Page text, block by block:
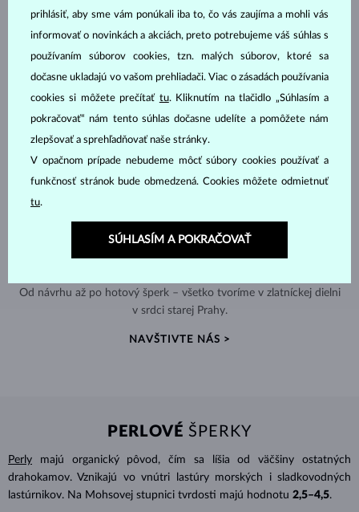
Od návrhu až po hotový šperk – všetko tvoríme v zlatníckej dielni
v srdci starej Prahy.
NAVŠTIVTE NÁS >
PERLOVÉ ŠPERKY
Perly
majú organický pôvod, čím sa líšia od väčšiny ostatných
drahokamov. Vznikajú vo vnútri lastúry morských i sladkovodných
lastúrnikov. Na Mohsovej stupnici tvrdosti majú hodnotu 2,5–4,5.
prihlásiť, aby sme vám ponúkali iba to, čo vás zaujíma a mohli vás
informovať o novinkách a akciách, preto potrebujeme váš súhlas s
používaním súborov cookies, tzn. malých súborov, ktoré sa
dočasne ukladajú vo vašom prehliadači. Viac o zásadách používania
cookies si môžete prečítať tu. Kliknutím na tlačidlo „Súhlasím a
pokračovať“ nám tento súhlas dočasne udelíte a pomôžete nám
zlepšovať a sprehľadňovať naše stránky.
V opačnom prípade nebudeme môcť súbory cookies používať a
funkčnosť stránok bude obmedzená. Cookies môžete odmietnuť
tu.
SÚHLASÍM A POKRAČOVAŤ